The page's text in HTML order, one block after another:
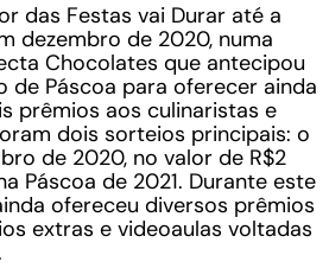
das Festas vai Durar até a
dezembro de 2020, numa
Chocolates que antecipou
Páscoa para oferecer ainda
prêmios aos culinaristas e
dois sorteios principais: o
de 2020, no valor de R$2
Páscoa de 2021. Durante este
ofereceu diversos prêmios
extras e videoaulas voltadas